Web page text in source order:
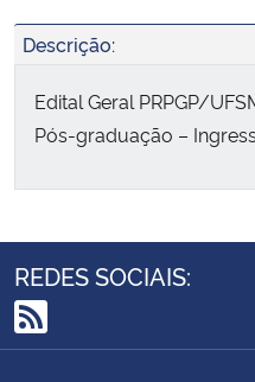
Descrição:
Edital Geral PRPGP/
Pós-graduação –
REDES SOCIAIS:
RSS